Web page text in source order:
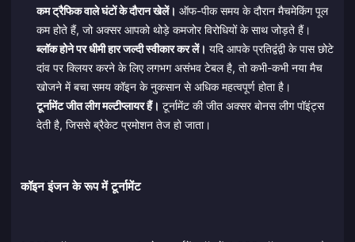
कम ट्रैफिक वाले घंटों के दौरान खेलें। ऑफ-पीक समय के दौरान मैचमेकिंग पूल
कम होते हैं, जो अक्सर आपको थोड़े कमजोर विरोधियों के साथ जोड़ते हैं।
ब्लॉक होने पर धीमी हार जल्दी स्वीकार कर लें। यदि आपके प्रतिद्वंद्वी के पास छोटे
दांव पर क्लियर करने के लिए लगभग असंभव टेबल है, तो कभी-कभी नया मैच
खोजने में बचा समय कॉइन के नुकसान से अधिक महत्वपूर्ण होता है।
टूर्नामेंट जीत लीग मल्टीप्लायर हैं। टूर्नामेंट की जीत अक्सर बोनस लीग पॉइंट्स
देती है, जिससे ब्रैकेट प्रमोशन तेज हो जाता।
कॉइन इंजन के रूप में टूर्नामेंट